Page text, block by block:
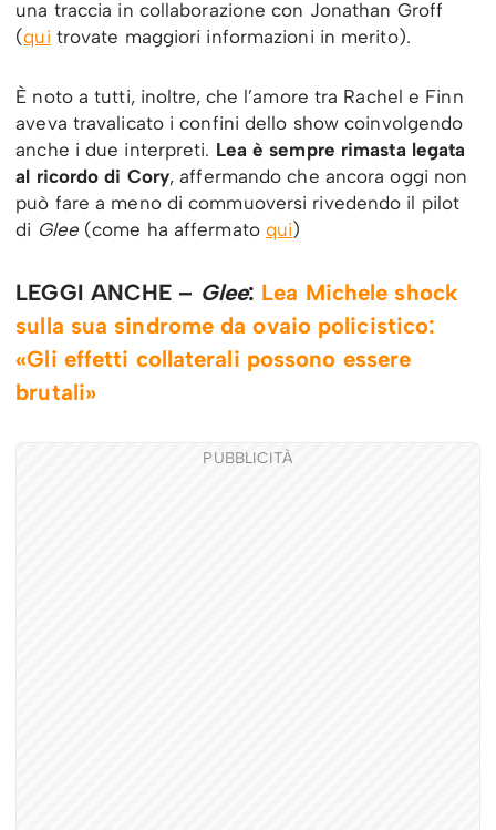
una traccia in collaborazione con Jonathan Groff
(qui trovate maggiori informazioni in merito).
È noto a tutti, inoltre, che l’amore tra Rachel e Finn
aveva travalicato i confini dello show coinvolgendo
anche i due interpreti. Lea è sempre rimasta legata
al ricordo di Cory, affermando che ancora oggi non
può fare a meno di commuoversi rivedendo il pilot
di Glee(come ha affermato qui)
LEGGI ANCHE – Glee: Lea Michele shock
sulla sua sindrome da ovaio policistico:
«Gli effetti collaterali possono essere
brutali»
PUBBLICITÀ